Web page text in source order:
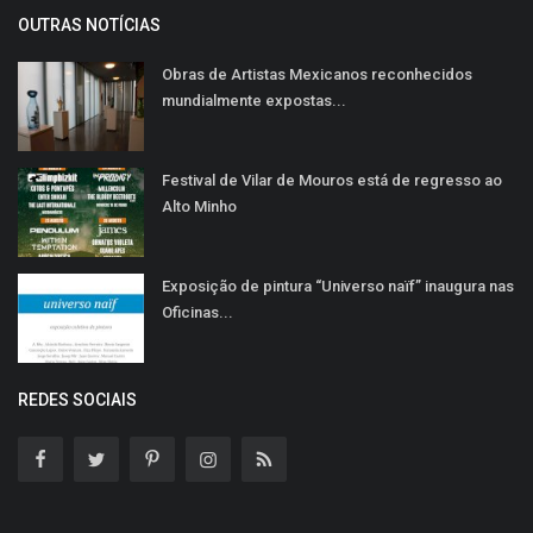
OUTRAS NOTÍCIAS
Obras de Artistas Mexicanos reconhecidos
mundialmente expostas...
Festival de Vilar de Mouros está de regresso ao
Alto Minho
Exposição de pintura “Universo naïf” inaugura nas
Oficinas...
REDES SOCIAIS